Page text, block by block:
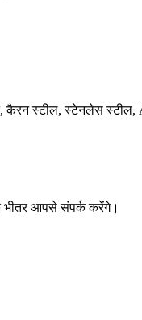
कैरन स्टील, स्टेनलेस
भीतर आपसे संपर्क करेंगे।